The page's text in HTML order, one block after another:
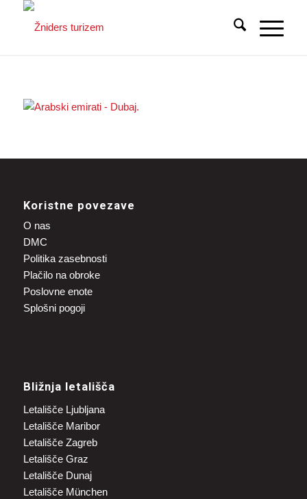
Koristne povezave
O nas
DMC
Politika zasebnosti
Plačilo na obroke
Poslovne enote
Splošni pogoji
Bližnja letališča
Letališče Ljubljana
Letališče Maribor
Letališče Zagreb
Letališče Graz
Letališče Dunaj
Letališče München